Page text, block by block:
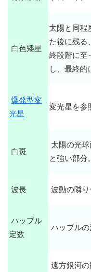
白色矮星
太陽と同程
た後に残る
終段階に至
し、最終的
爆発型変
光星
変光星を参
白斑
太陽の光
と強い部分。
波長 波動の隣
ハッブル
定数
ハッブル
遠方銀河